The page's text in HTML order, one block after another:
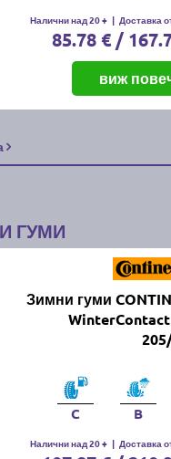
Налични над 20 + | Доставка
85.78 € /
виж
ГУМИ
Зимни гуми
WinterContact
C B
Налични над 20 + | Доставка